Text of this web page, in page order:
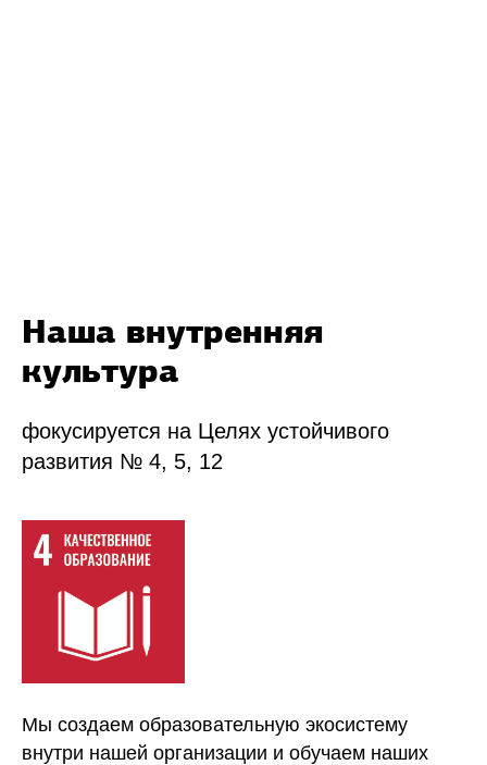
Наша внутренняя
культура
фокусируется на Целях устойчивого
развития № 4, 5, 12
Мы создаем образовательную экосистему
внутри нашей организации и обучаем наших